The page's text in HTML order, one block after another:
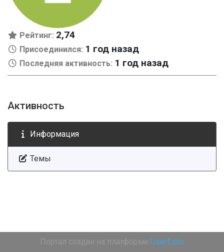
Рейтинг: 2,74
Присоединился: 1 год назад
Последняя активность: 1 год назад
Активность
Информация
Темы
Портал создан на платформе UserEcho